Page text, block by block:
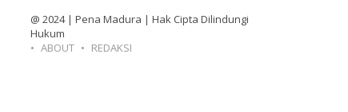
@ 2024 | Pena Madura | Hak Cipta Dilindungi
Hukum
ABOUT
REDAKSI